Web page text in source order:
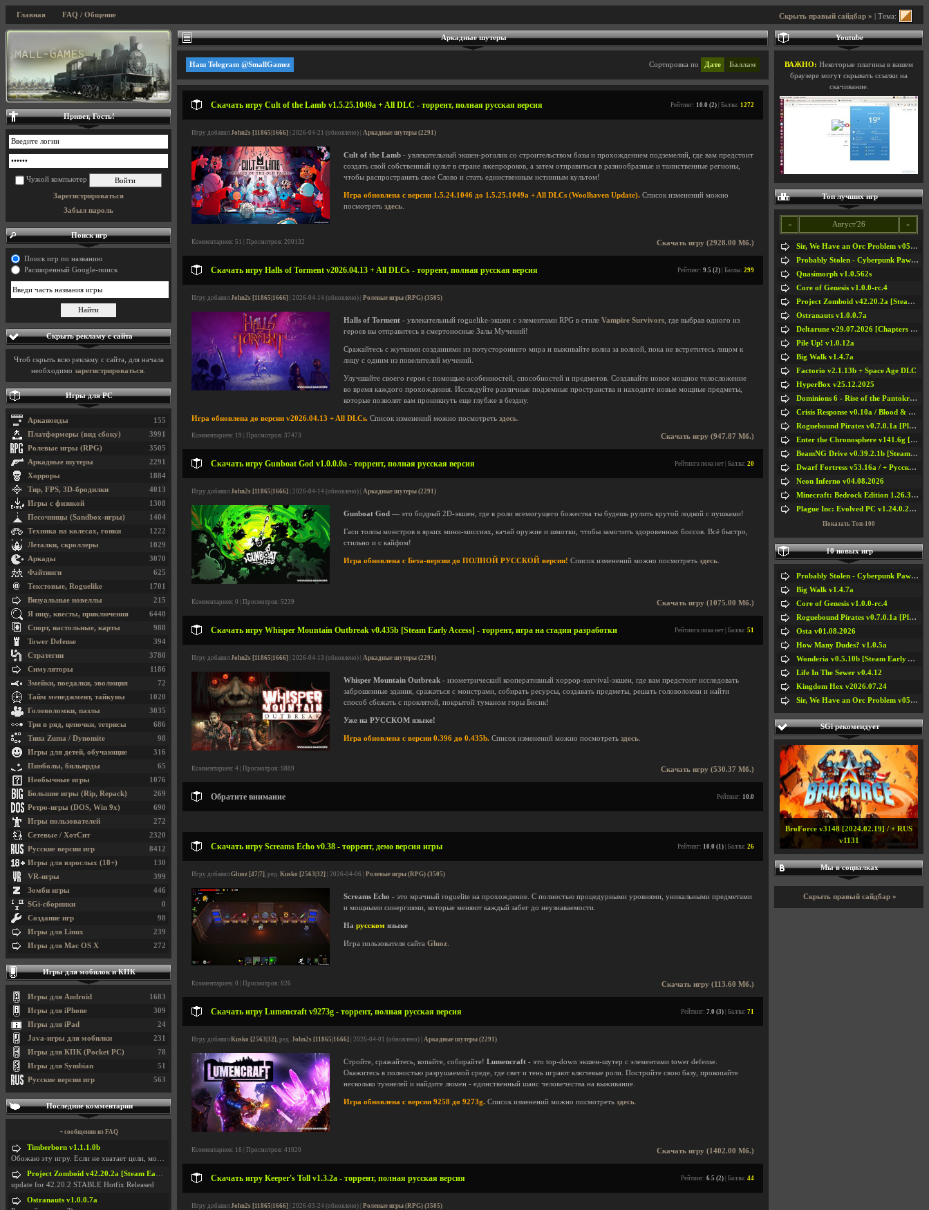
Скрыть правый сайдбар » | Тема:
Главная FAQ / Общение
Аркадные шутеры
Сортировка по Дате Баллам
Наш Telegram @SmallGamez
Скачать игру Cult of the Lamb v1.5.25.1049a + All DLC - торрент, полная русская версия Рейтинг: 10.0 (2) | Баллы: 1272
Игру добавил John2s [11865|1666] | 2026-04-21 (обновлено) | Аркадные шутеры (2291)
Cult of the Lamb - увлекательный экшен-рогалик со строительством базы и прохождением подземелий, где вам предстоит
создать свой собственный культ в стране лжепророков, а затем отправиться в разнообразные и таинственные регионы,
чтобы распространять свое Слово и стать единственным истинным культом!
Игра обновлена с версии 1.5.24.1046 до 1.5.25.1049a + All DLCs (Woolhaven Update). Список изменений можно
посмотреть здесь
Скачать игру (2928.00 Мб.)
Комментариев: 51 | Просмотров: 200132
Скачать игру Halls of Torment v2026.04.13 + All DLCs - торрент, полная русская версия Рейтинг: 9.5 (2) | Баллы: 299
Игру добавил John2s [11865|1666] | 2026-04-14 (обновлено) | Ролевые игры (RPG) (3505)
Halls of Torment - увлекательный roguelike-экшен с элементами RPG в стиле Vampire Survivors , где выбрав одного из
героев вы отправитесь в смертоносные Залы Мучений!
Сражайтесь с жуткими созданиями из потустороннего мира и выживайте волна за волной, пока не встретитесь лицом к
лицу с одним из повелителей мучений.
Улучшайте своего героя с помощью особенностей, способностей и предметов. Создавайте новое мощное телосложение
во время каждого прохождения. Исследуйте различные подземные пространства и находите новые мощные предметы,
которые позволят вам проникнуть еще глубже в бездну.
Игра обновлена до версии v2026.04.13 + All DLCs. Список изменений можно посмотреть здесь
Скачать игру (947.87 Мб.)
Комментариев: 19 | Просмотров: 37473
Скачать игру Gunboat God v1.0.0.0a - торрент, полная русская версия Рейтинга пока нет | Баллы: 20
Игру добавил John2s [11865|1666] | 2026-04-14 (обновлено) | Аркадные шутеры (2291)
Gunboat God — это бодрый 2D-экшен, где в роли всемогущего божества ты будешь рулить крутой лодкой с пушками!
Гаси толпы монстров в ярких мини-миссиях, качай оружие и шмотки, чтобы замочить здоровенных боссов. Всё быстро,
стильно и с кайфом!
Игра обновлена с Бета-версии до ПОЛНОЙ РУССКОЙ версии! Список изменений можно посмотреть здесь
Скачать игру (1075.00 Мб.)
Комментариев: 0 | Просмотров: 5239
Скачать игру Whisper Mountain Outbreak v0.435b [Steam Early Access] - торрент, игра на стадии разработки Рейтинга пока нет | Баллы: 51
Игру добавил John2s [11865|1666] | 2026-04-13 (обновлено) | Аркадные шутеры (2291)
Whisper Mountain Outbreak - изометрический кооперативный хоррор-survival-экшен, где вам предстоит исследовать
заброшенные здания, сражаться с монстрами, собирать ресурсы, создавать предметы, решать головоломки и найти
способ сбежать с проклятой, покрытой туманом горы Бисик!
Уже на РУССКОМ языке!
Игра обновлена с версии 0.396 до 0.435b. Список изменений можно посмотреть здесь
Скачать игру (530.37 Мб.)
Комментариев: 4 | Просмотров: 9889
Обратите внимание Рейтинг: 10.0
Скачать игру Screams Echo v0.38 - торрент, демо версия игры Рейтинг: 10.0 (1) | Баллы: 26
Игру добавил Gluoz [47|7], ред. Kusko [2563|32] | 2026-04-06 | Ролевые игры (RPG) (3505)
Screams Echo - это мрачный roguelite на прохождение. С полностью процедурными уровнями, уникальными предметами
и мощными синергиями, которые меняют каждый забег до неузнаваемости.
На русском языке
Игра пользователя сайта Gluoz
Скачать игру (113.60 Мб.)
Комментариев: 0 | Просмотров: 826
Скачать игру Lumencraft v9273g - торрент, полная русская версия Рейтинг: 7.0 (3) | Баллы: 71
Игру добавил Kusko [2563|32], ред. John2s [11865|1666] | 2026-04-01 (обновлено) | Аркадные шутеры (2291)
Стройте, сражайтесь, копайте, собирайте! Lumencraft - это top-down экшен-шутер с элементами tower defense.
Окажитесь в полностью разрушаемой среде, где свет и тень играют ключевые роли. Постройте свою базу, прокопайте
несколько туннелей и найдите люмен - единственный шанс человечества на выживание.
Игра обновлена с версии 9258 до 9273g. Список изменений можно посмотреть здесь
Скачать игру (1402.00 Мб.)
Комментариев: 16 | Просмотров: 41020
Скачать игру Keeper's Toll v1.3.2a - торрент, полная русская версия Рейтинг: 6.5 (2) | Баллы: 44
Игру добавил John2s [11865|1666] | 2026-03-24 (обновлено) | Ролевые игры (RPG) (3505)
Привет, Гость!
Чужой компьютер
Зарегистрироваться
Забыл пароль
Поиск игр
Поиск игр по названию
Расширенный Google-поиск
Скрыть рекламу с сайта
Чтоб скрыть всю рекламу с сайта, для начала
необходимо зарегистрироваться
Игры для PC
155
Арканоиды
3991
Платформеры (вид сбоку)
3505
Ролевые игры (RPG)
2291
Аркадные шутеры
1884
Хорроры
4013
Тир, FPS, 3D-бродилки
1308
Игры с физикой
1404
Песочницы (Sandbox-игры)
1222
Техника на колесах, гонки
1029
Леталки, скроллеры
3070
Аркады
625
Файтинги
1701
Текстовые, Roguelike
215
Визуальные новеллы
6440
Я ищу, квесты, приключения
988
Спорт, настольные, карты
394
Tower Defense
3780
Стратегии
1186
Симуляторы
72
Змейки, поедалки, эволюция
1020
Тайм менеджмент, тайкуны
3035
Головоломки, пазлы
686
Три в ряд, цепочки, тетрисы
98
Типа Zuma / Dynomite
316
Игры для детей, обучающие
65
Пинболы, бильярды
1076
Необычные игры
269
Большие игры (Rip, Repack)
690
Ретро-игры (DOS, Win 9x)
272
Игры пользователей
2320
Сетевые / ХотСит
8412
Русские версии игр
130
Игры для взрослых (18+)
399
VR-игры
446
Зомби игры
0
SGi-сборники
98
Создание игр
239
Игры для Linux
272
Игры для Mac OS X
Игры для мобилок и КПК
1683
Игры для Android
309
Игры для iPhone
24
Игры для iPad
231
Java-игры для мобилки
78
Игры для КПК (Pocket PC)
51
Игры для Symbian
563
Русские версии игр
Последние комментарии
+ сообщения из FAQ
Timberborn v1.1.1.0b
Обожаю эту игру. Если не хватает цели, можно чудо
Project Zomboid v42.20.2a [Steam Early Access]
update for 42.20.2 STABLE Hotfix Released
Ostranauts v1.0.0.7a
Youtube
ВАЖНО: Некоторые плагины в вашем
браузере могут скрывать ссылки на
скачивание.
Топ лучших игр
« Август'26 »
Sir, We Have an Orc Problem v05.08.2026
Probably Stolen - Cyberpunk Pawnshop Simulator v048c [Playtest]
Quasimorph v1.0.562s
Core of Genesis v1.0.0-rc.4
Project Zomboid v42.20.2a [Steam Early Access]
Ostranauts v1.0.0.7a
Deltarune v29.07.2026 [Chapters 1-5] / + RUS [Chapters 1-5]
Pile Up! v1.0.12a
Big Walk v1.4.7a
Factorio v2.1.13b + Space Age DLC
HyperBox v25.12.2025
Dominions 6 - Rise of the Pantokrator v6.35a
Crisis Response v0.10a / Blood & Bullet
Roguebound Pirates v0.7.0.1a [Playtest]
Enter the Chronosphere v141.6g [Steam Early Access]
BeamNG Drive v0.39.2.1b [Steam Early Access]
Dwarf Fortress v53.16a / + Русская Версия v50.12a
Neon Inferno v04.08.2026
Minecraft: Bedrock Edition 1.26.33.1a / + TLauncher v2.89
Plague Inc: Evolved PC v1.24.0.2a + All DLCs
Показать Топ-100
10 новых игр
Probably Stolen - Cyberpunk Pawnshop Simulator v048c [Playtest]
Big Walk v1.4.7a
Core of Genesis v1.0.0-rc.4
Roguebound Pirates v0.7.0.1a [Playtest]
Osta v01.08.2026
How Many Dudes? v1.0.5a
Wonderia v0.5.10b [Steam Early Access]
Life In The Sewer v0.4.12
Kingdom Hex v2026.07.24
Sir, We Have an Orc Problem v05.08.2026
SGi рекомендует
BroForce v3148 [2024.02.19] / + RUS
v1131
Мы в социалках
Скрыть правый сайдбар »